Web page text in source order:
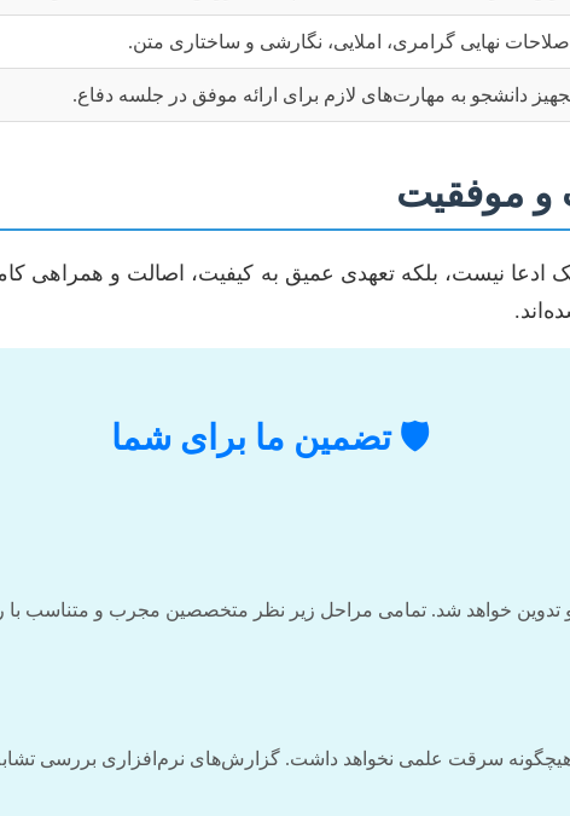
اصلاحات نهایی گرامری، املایی، نگارشی و ساختاری متن.
دانشجو به مهارت‌های لازم برای ارائه موفق در جلسه دفاع.
و موفقیت
ادعا نیست، بلکه تعهدی عمیق به کیفیت، اصالت و همراهی
🛡️ تضمین ما برای شما
و تدوین خواهد شد. تمامی مراحل زیر نظر متخصصین مجرب و متناسب با
سرقت علمی نخواهد داشت. گزارش‌های نرم‌افزاری بررسی